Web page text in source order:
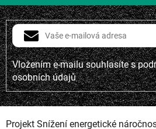
Vložením e-mailu souhlasíte s
osobních údajů
Projekt Snížení energetické